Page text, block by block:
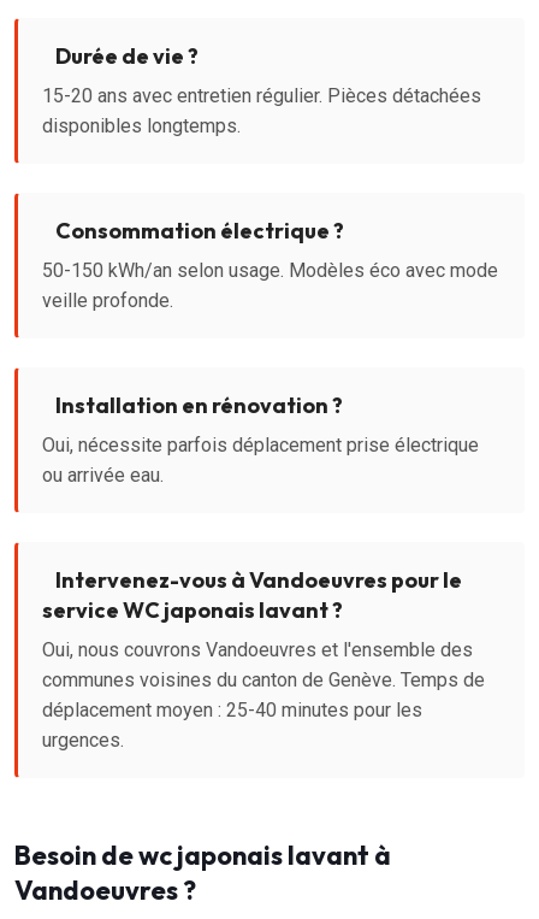
Durée de vie ?
15-20 ans avec entretien régulier. Pièces détachées
disponibles longtemps.
Consommation électrique ?
50-150 kWh/an selon usage. Modèles éco avec mode
veille profonde.
Installation en rénovation ?
Oui, nécessite parfois déplacement prise électrique
ou arrivée eau.
Intervenez-vous à Vandoeuvres pour le
service WC japonais lavant ?
Oui, nous couvrons Vandoeuvres et l'ensemble des
communes voisines du canton de Genève. Temps de
déplacement moyen : 25-40 minutes pour les
urgences.
Besoin de wc japonais lavant à
Vandoeuvres ?